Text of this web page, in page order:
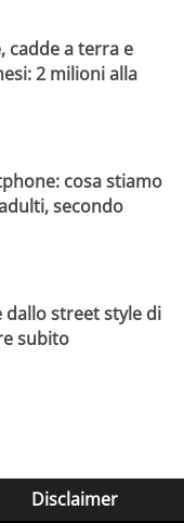
cadde a terra e
2 milioni alla
cosa stiamo
secondo
dallo street style di
subito
Disclaimer